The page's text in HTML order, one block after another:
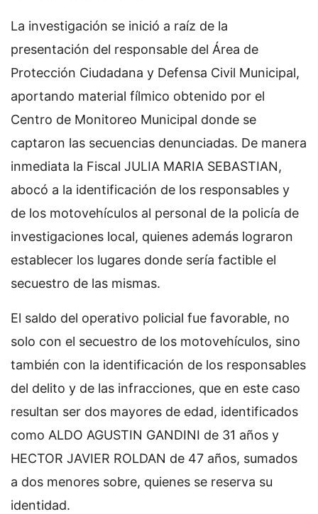
La investigación se inició a raíz de la
presentación del responsable del Área de
Protección Ciudadana y Defensa Civil Municipal,
aportando material fílmico obtenido por el
Centro de Monitoreo Municipal donde se
captaron las secuencias denunciadas. De manera
inmediata la Fiscal JULIA MARIA SEBASTIAN,
abocó a la identificación de los responsables y
de los motovehículos al personal de la policía de
investigaciones local, quienes además lograron
establecer los lugares donde sería factible el
secuestro de las mismas.
El saldo del operativo policial fue favorable, no
solo con el secuestro de los motovehículos, sino
también con la identificación de los responsables
del delito y de las infracciones, que en este caso
resultan ser dos mayores de edad, identificados
como ALDO AGUSTIN GANDINI de 31 años y
HECTOR JAVIER ROLDAN de 47 años, sumados
a dos menores sobre, quienes se reserva su
identidad.